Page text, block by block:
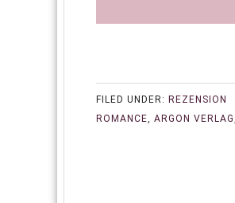
FILED UNDER: REZENSION
ROMANCE, ARGON VERLAG,